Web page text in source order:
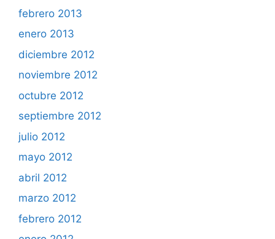
febrero 2013
enero 2013
diciembre 2012
noviembre 2012
octubre 2012
septiembre 2012
julio 2012
mayo 2012
abril 2012
marzo 2012
febrero 2012